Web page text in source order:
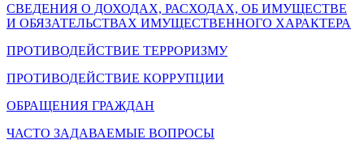
СВЕДЕНИЯ О ДОХОДАХ, РАСХОДАХ, ОБ ИМУЩЕСТВЕ
И ОБЯЗАТЕЛЬСТВАХ ИМУЩЕСТВЕННОГО ХАРАКТЕРА
ПРОТИВОДЕЙСТВИЕ ТЕРРОРИЗМУ
ПРОТИВОДЕЙСТВИЕ КОРРУПЦИИ
ОБРАЩЕНИЯ ГРАЖДАН
ЧАСТО ЗАДАВАЕМЫЕ ВОПРОСЫ